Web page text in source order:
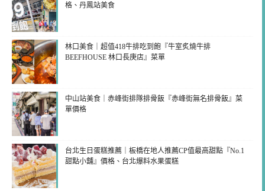
格、丹鳳站美食
林口美食｜超值418牛排吃到飽『牛室炙燒牛排
BEEFHOUSE 林口長庚店』菜單
中山站美食｜赤峰街排隊排骨飯『赤峰街無名排骨飯』菜
單價格
台北生日蛋糕推薦｜板橋在地人推薦CP值最高甜點『No.1
甜點小舖』價格、台北爆料水果蛋糕